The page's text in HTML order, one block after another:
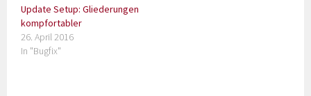
Update Setup: Gliederungen
kompfortabler
26. April 2016
In "Bugfix"